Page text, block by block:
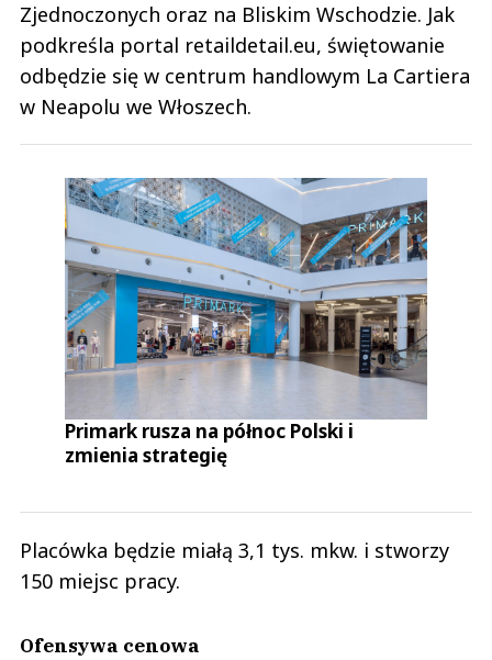
Leon
27.02.2024 / 14:51
This comment was minimized by the moderator on the site
Życzę powodzenia, oby wszystko szło w dobrym kierunku
Leon
5
Zuzanka
26.02.2024 / 10:10
This comment was minimized by the moderator on the site
Zuzanka
Odpowiedz
Zostaw swoje komentarze
Zjednoczonych oraz na Bliskim Wschodzie. Jak
podkreśla portal retaildetail.eu, świętowanie
odbędzie się w centrum handlowym La Cartiera
w Neapolu we Włoszech.
Primark rusza na północ Polski i
zmienia strategię
Placówka będzie miałą 3,1 tys. mkw. i stworzy
150 miejsc pracy.
Ofensywa cenowa